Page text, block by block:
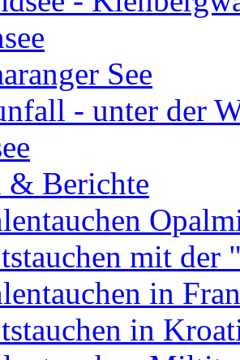
See
- unter der
& Berichte
mit
in
in